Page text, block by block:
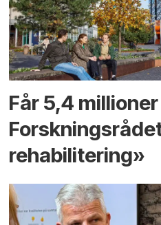
Får 5,4
rehabilitering»